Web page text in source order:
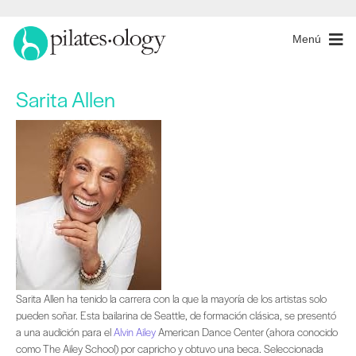
Menú
Sarita Allen
Sarita Allen ha tenido la carrera con la que la mayoría de los artistas solo
Sarita Allen ha tenido la carrera con la que la mayoría de los artistas solo
pueden soñar. Esta bailarina de Seattle, de formación clásica, se presentó
a una audición para elAlvin AileyAmerican Dance Center (ahora conocido
como The Ailey School) por capricho y obtuvo una beca. Seleccionada